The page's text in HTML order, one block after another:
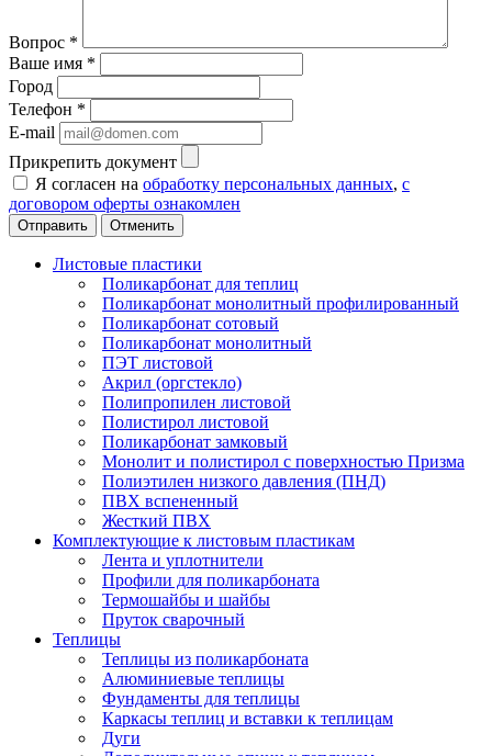
Вопрос *
Ваше имя *
Город
Телефон *
E-mail
Прикрепить документ
Я согласен на обработку персональных данных, с
договором оферты ознакомлен
Отменить
Листовые пластики
Поликарбонат для теплиц
Поликарбонат монолитный профилированный
Поликарбонат сотовый
Поликарбонат монолитный
ПЭТ листовой
Акрил (оргстекло)
Полипропилен листовой
Полистирол листовой
Поликарбонат замковый
Монолит и полистирол с поверхностью Призма
Полиэтилен низкого давления (ПНД)
ПВХ вспененный
Жесткий ПВХ
Комплектующие к листовым пластикам
Лента и уплотнители
Профили для поликарбоната
Термошайбы и шайбы
Пруток сварочный
Теплицы
Теплицы из поликарбоната
Алюминиевые теплицы
Фундаменты для теплицы
Каркасы теплиц и вставки к теплицам
Дуги